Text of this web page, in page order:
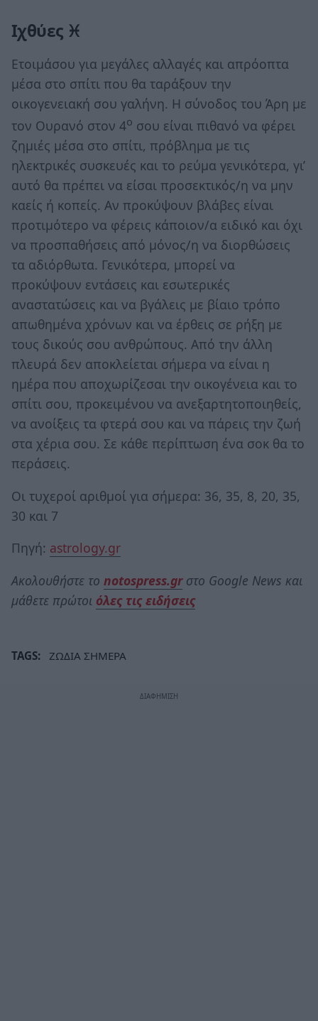
Ιχθύες ♓
Ετοιμάσου για μεγάλες αλλαγές και απρόοπτα
μέσα στο σπίτι που θα ταράξουν την
οικογενειακή σου γαλήνη. Η σύνοδος του Άρη με
τον Ουρανό στον 4ο σου είναι πιθανό να φέρει
ζημιές μέσα στο σπίτι, πρόβλημα με τις
ηλεκτρικές συσκευές και το ρεύμα γενικότερα, γι’
αυτό θα πρέπει να είσαι προσεκτικός/η να μην
καείς ή κοπείς. Αν προκύψουν βλάβες είναι
προτιμότερο να φέρεις κάποιον/α ειδικό και όχι
να προσπαθήσεις από μόνος/η να διορθώσεις
τα αδιόρθωτα. Γενικότερα, μπορεί να
προκύψουν εντάσεις και εσωτερικές
αναστατώσεις και να βγάλεις με βίαιο τρόπο
απωθημένα χρόνων και να έρθεις σε ρήξη με
τους δικούς σου ανθρώπους. Από την άλλη
πλευρά δεν αποκλείεται σήμερα να είναι η
ημέρα που αποχωρίζεσαι την οικογένεια και το
σπίτι σου, προκειμένου να ανεξαρτητοποιηθείς,
να ανοίξεις τα φτερά σου και να πάρεις την ζωή
στα χέρια σου. Σε κάθε περίπτωση ένα σοκ θα το
περάσεις.
Οι τυχεροί αριθμοί για σήμερα: 36, 35, 8, 20, 35,
30 και 7
Πηγή: astrology.gr
Ακολουθήστε το notospress.grστο Google News και
μάθετε πρώτοι όλες τις ειδήσεις
TAGS: ΖΩΔΙΑ ΣΗΜΕΡΑ